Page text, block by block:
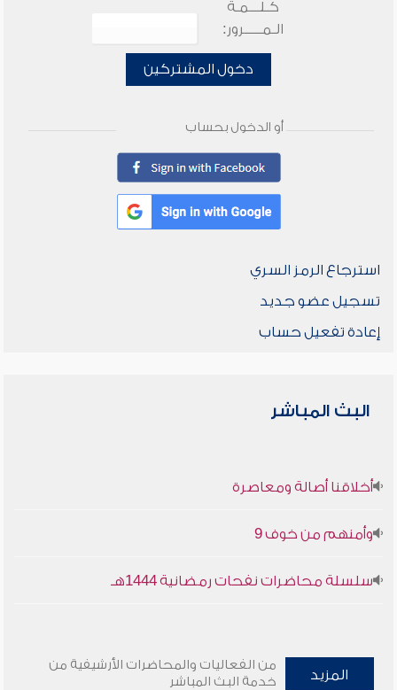
كـلـــمـة
الـمـــــرور:
دخول المشتركين
أو الدخول بحساب
استرجاع الرمز السري
تسجيل عضو جديد
إعادة تفعيل حساب
البث المباشر
أخلاقنا أصالة ومعاصرة
وأمنهم من خوف 9
سلسلة محاضرات نفحات رمضانية 1444هـ
المزيد
من الفعاليات والمحاضرات الأرشيفية من
خدمة البث المباشر